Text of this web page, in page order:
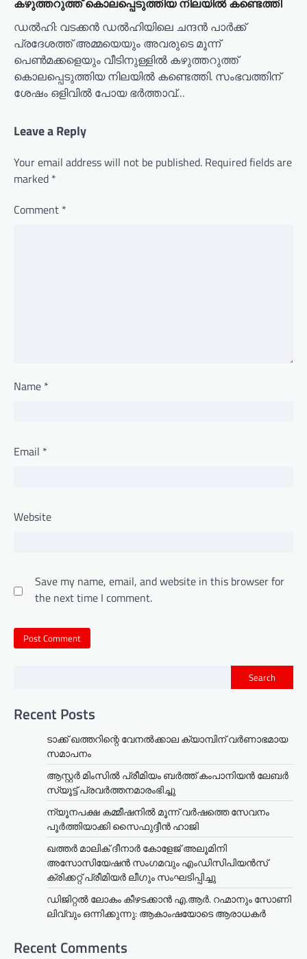
കഴുത്തറുത്ത് കൊലപ്പെടുത്തിയ നിലയില്‍ കണ്ടെത്തി
ഡല്‍ഹി: വടക്കന്‍ ഡല്‍ഹിയിലെ ചന്ദന്‍ പാര്‍ക്ക്
പ്രദേശത്ത് അമ്മയെയും അവരുടെ മൂന്ന്
പെണ്‍മക്കളെയും വീടിനുള്ളില്‍ കഴുത്തറുത്ത്
കൊലപ്പെടുത്തിയ നിലയില്‍ കണ്ടെത്തി. സംഭവത്തിന്
ശേഷം ഒളിവില്‍ പോയ ഭര്‍ത്താവ്…
Leave a Reply
Your email address will not be published. Required fields are
marked *
Comment *
Name *
Email *
Website
Save my name, email, and website in this browser for
the next time I comment.
Search
Recent Posts
ടാക്ക് ഖത്തറിന്റെ വേനൽക്കാല ക്യാമ്പിന് വർണാഭമായ
സമാപനം
ആസ്റ്റർ മിംസിൽ പ്രീമിയം ബർത്ത് കംപാനിയൻ ലേബർ
സ്യൂട്ട് പ്രവർത്തനമാരംഭിച്ചു
ന്യൂനപക്ഷ കമ്മീഷനിൽ മൂന്ന് വർഷത്തെ സേവനം
പൂർത്തിയാക്കി സൈഫുദ്ദീൻ ഹാജി
ഖത്തർ മാലിക് ദീനാർ കോളേജ് അലൂമിനി
അസോസിയേഷൻ സംഗമവും എംഡിസിപിയൻസ്
ക്രിക്കറ്റ് പ്രീമിയർ ലീഗും സംഘടിപ്പിച്ചു
ഡിജിറ്റൽ ലോകം കീഴടക്കാൻ എ.ആർ. റഹ്മാനും സോണി
ലിവ്വും ഒന്നിക്കുന്നു: ആകാംഷയോടെ ആരാധകർ
Recent Comments